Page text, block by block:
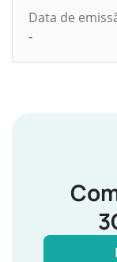
Data de
-